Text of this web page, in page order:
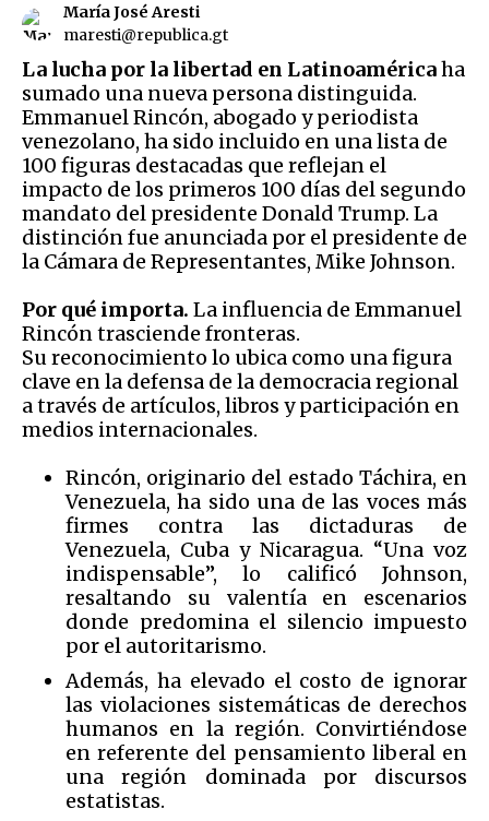
María José Aresti
maresti@republica.gt
La lucha por la libertad en Latinoaméricaha
sumado una nueva persona distinguida.
Emmanuel Rincón, abogado y periodista
venezolano, ha sido incluido en una lista de
100 figuras destacadas que reflejan el
impacto de los primeros 100 días del segundo
mandato del presidente Donald Trump. La
distinción fue anunciada por el presidente de
la Cámara de Representantes, Mike Johnson.
Por qué importa. La influencia de Emmanuel
Rincón trasciende fronteras.
Su reconocimiento lo ubica como una figura
clave en la defensa de la democracia regional
a través de artículos, libros y participación en
medios internacionales.
Rincón, originario del estado Táchira, en
Venezuela, ha sido una de las voces más
firmes contra las dictaduras de
Venezuela, Cuba y Nicaragua. “Una voz
indispensable”, lo calificó Johnson,
resaltando su valentía en escenarios
donde predomina el silencio impuesto
por el autoritarismo.
Además, ha elevado el costo de ignorar
las violaciones sistemáticas de derechos
humanos en la región. Convirtiéndose
en referente del pensamiento liberal en
una región dominada por discursos
estatistas.